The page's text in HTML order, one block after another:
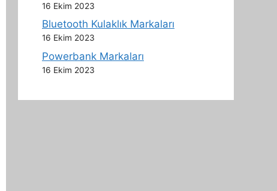
16 Ekim 2023
Bluetooth Kulaklık Markaları
16 Ekim 2023
Powerbank Markaları
16 Ekim 2023